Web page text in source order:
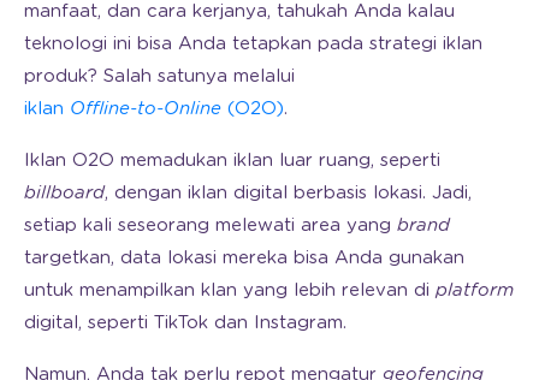
manfaat, dan cara kerjanya, tahukah Anda kalau
teknologi ini bisa Anda tetapkan pada strategi iklan
produk? Salah satunya melalui
iklan Offline-to-Online (O2O).
Iklan O2O memadukan iklan luar ruang, seperti
billboard, dengan iklan digital berbasis lokasi. Jadi,
setiap kali seseorang melewati area yang brand
targetkan, data lokasi mereka bisa Anda gunakan
untuk menampilkan klan yang lebih relevan di platform
digital, seperti TikTok dan Instagram.
Namun, Anda tak perlu repot mengatur geofencing